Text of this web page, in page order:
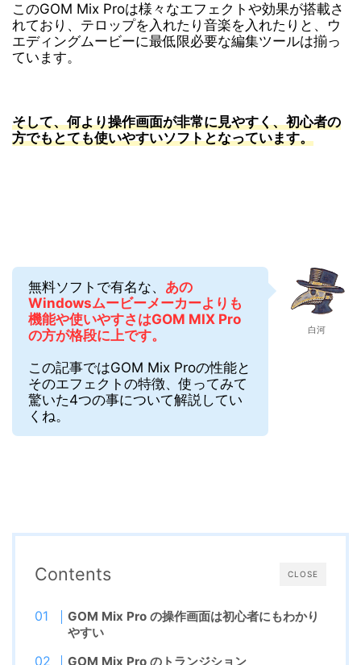
このGOM Mix Proは様々なエフェクトや効果が搭載さ
れており、テロップを入れたり音楽を入れたりと、ウ
エディングムービーに最低限必要な編集ツールは揃っ
ています。
そして、何より操作画面が非常に見やすく、初心者の
方でもとても使いやすいソフトとなっています。
無料ソフトで有名な、 あの
Windowsムービーメーカーよりも
機能や使いやすさはGOM MIX Pro
の方が格段に上です。
この記事ではGOM Mix Proの性能と
そのエフェクトの特徴、使ってみて
驚いた4つの事について解説してい
くね。
白河
CLOSE
Contents
GOM Mix Pro の操作画面は初心者にもわかり
やすい
GOM Mix Pro のトランジション